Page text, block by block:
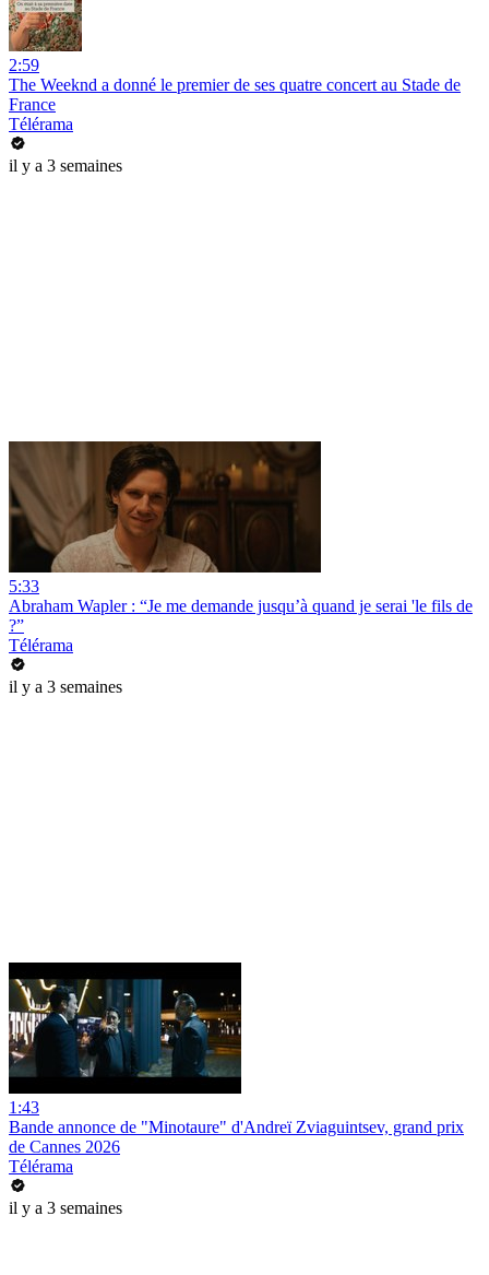
2:59
The Weeknd a donné le premier de ses quatre concert au Stade de
France
Télérama
il y a 3 semaines
5:33
Abraham Wapler : “Je me demande jusqu’à quand je serai 'le fils de
?”
Télérama
il y a 3 semaines
1:43
Bande annonce de "Minotaure" d'Andreï Zviaguintsev, grand prix
de Cannes 2026
Télérama
il y a 3 semaines